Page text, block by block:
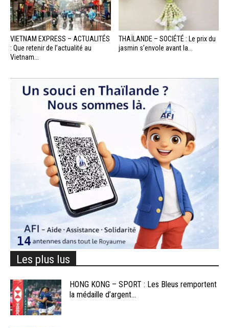
VIETNAM EXPRESS – ACTUALITÉS
: Que retenir de l’actualité au
Vietnam...
THAÏLANDE – SOCIÉTÉ : Le prix du
jasmin s’envole avant la...
Les plus lus
HONG KONG – SPORT : Les Bleus remportent
la médaille d’argent...